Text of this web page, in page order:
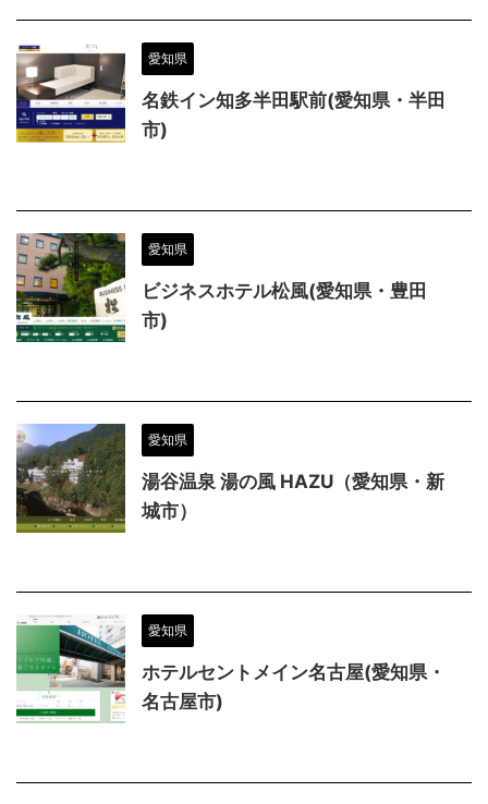
愛知県
名鉄イン知多半田駅前(愛知県・半田
市)
愛知県
ビジネスホテル松風(愛知県・豊田
市)
愛知県
湯谷温泉 湯の風 HAZU（愛知県・新
城市）
愛知県
ホテルセントメイン名古屋(愛知県・
名古屋市)